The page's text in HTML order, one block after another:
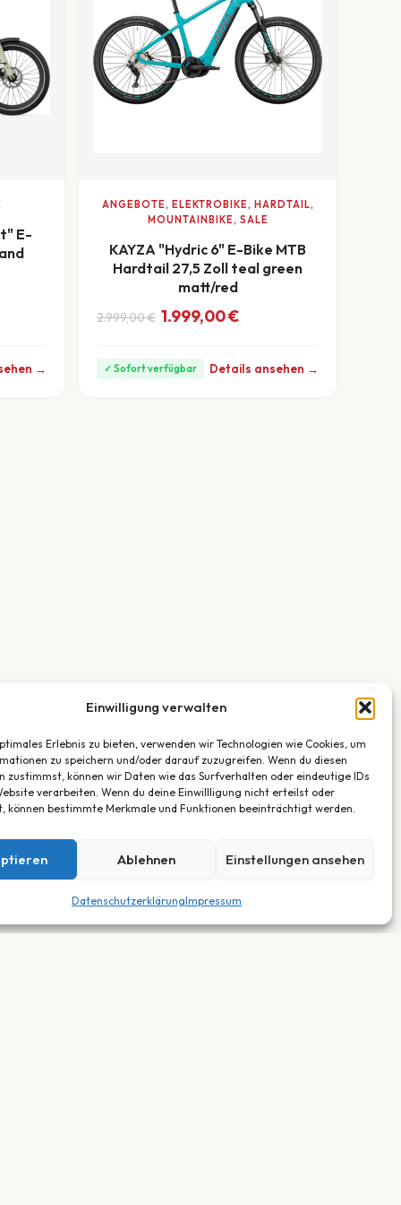
Einwilligung verwalten
Erlebnis zu bieten, verwenden wir Technologien wie Cookies, um
zu speichern und/oder darauf zuzugreifen. Wenn du diesen
zustimmst, können wir Daten wie das Surfverhalten oder eindeutige IDs
verarbeiten. Wenn du deine Einwillligung nicht erteilst oder
können bestimmte Merkmale und Funktionen beeinträchtigt werden.
Ablehnen Einstellungen ansehen
DatenschutzerklärungImpressum
E-
→
ANGEBOTE, ELEKTROBIKE, HARDTAIL,
MOUNTAINBIKE, SALE
KAYZA "Hydric 6" E-Bike MTB
Hardtail 27,5 Zoll teal green
matt/red
2.999,00€
Ursprünglicher Preis war: 2.999,00 €
1.999,00€
Aktueller Preis ist: 1.999,00 €.
✓ Sofort verfügbar Details ansehen →